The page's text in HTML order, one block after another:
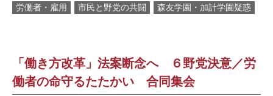
労働者・雇用 市民と野党の共闘 森友学園・加計学園疑惑
「働き方改革」法案断念へ ６野党決意／労
働者の命守るたたかい 合同集会